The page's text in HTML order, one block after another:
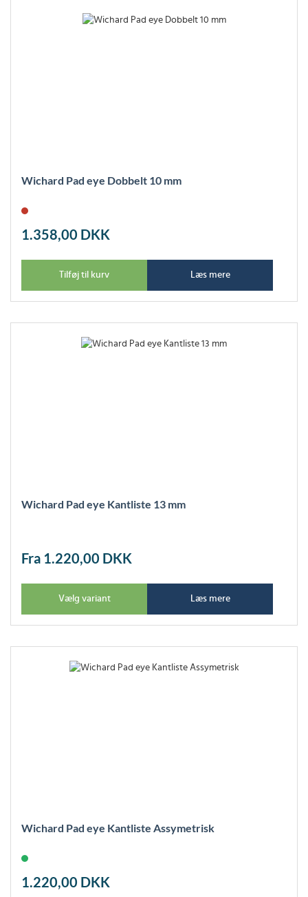
Wichard Pad eye Dobbelt 10 mm
1.358,00 DKK
Tilføj til kurv Læs mere
Wichard Pad eye Kantliste 13 mm
Fra 1.220,00 DKK
Vælg variant Læs mere
Wichard Pad eye Kantliste Assymetrisk
1.220,00 DKK